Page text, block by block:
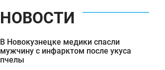
НОВОСТИ
В Новокузнецке медики спасли
мужчину с инфарктом после укуса
пчелы